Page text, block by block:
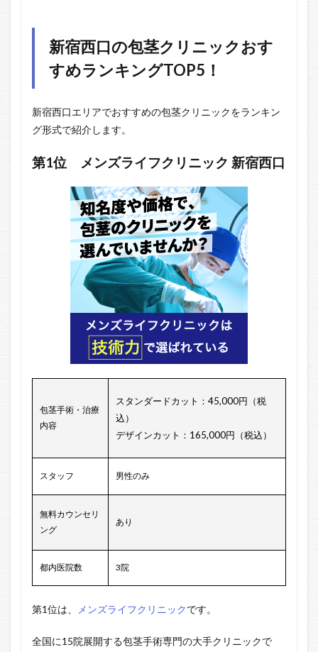
新宿西口の包茎クリニックおす
すめランキングTOP5！
新宿西口エリアでおすすめの包茎クリニックをランキン
グ形式で紹介します。
第1位 メンズライフクリニック 新宿西口
包茎手術・治療
内容
スタンダードカット：45,000円（税
込）
デザインカット：165,000円（税込）
スタッフ 男性のみ
無料カウンセリ
ング
あり
都内医院数 3院
第1位は、 メンズライフクリニックです。
全国に15院展開する包茎手術専門の大手クリニックで